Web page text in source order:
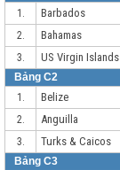
1.
Barbados
2.
Bahamas
3.
US Virgin Islands
Bảng C2
1.
Belize
2.
Anguilla
3.
Turks & Caicos
Bảng C3